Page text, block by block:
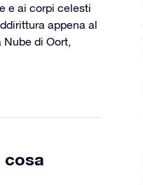
e ai corpi celesti
appena al
di Oort,
cosa